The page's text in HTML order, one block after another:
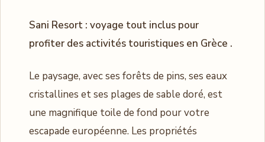
Sani Resort : voyage tout inclus pour
profiter des activités touristiques en Grèce .
Le paysage, avec ses forêts de pins, ses eaux
cristallines et ses plages de sable doré, est
une magnifique toile de fond pour votre
escapade européenne. Les propriétés